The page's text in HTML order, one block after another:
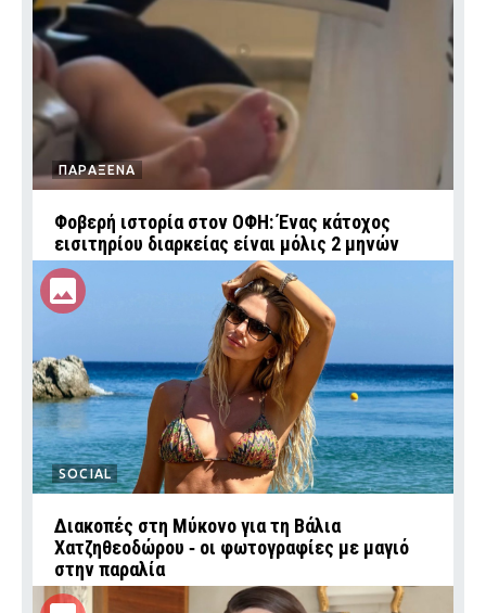
ΠΑΡΑΞΕΝΑ
Φοβερή ιστορία στον ΟΦΗ: Ένας κάτοχος
εισιτηρίου διαρκείας είναι μόλις 2 μηνών
SOCIAL
Διακοπές στη Μύκονο για τη Βάλια
Χατζηθεοδώρου ‑ οι φωτογραφίες με μαγιό
στην παραλία